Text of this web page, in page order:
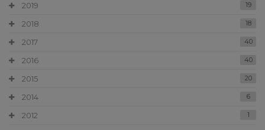
2019 19
2018 18
2017 40
2016 40
2015 20
2014 6
2012 1